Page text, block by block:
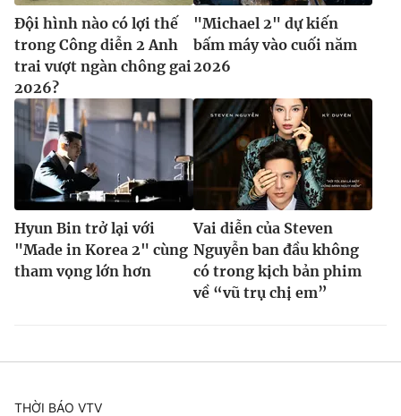
Đội hình nào có lợi thế
trong Công diễn 2 Anh
trai vượt ngàn chông gai
2026?
"Michael 2" dự kiến
bấm máy vào cuối năm
2026
Hyun Bin trở lại với
"Made in Korea 2" cùng
tham vọng lớn hơn
Vai diễn của Steven
Nguyễn ban đầu không
có trong kịch bản phim
về “vũ trụ chị em”
THỜI BÁO VTV